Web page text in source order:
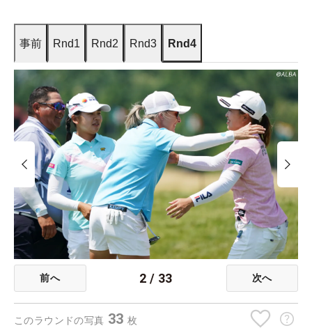
事前 Rnd1 Rnd2 Rnd3 Rnd4
前へ 2 / 33 次へ
このラウンドの写真 33枚